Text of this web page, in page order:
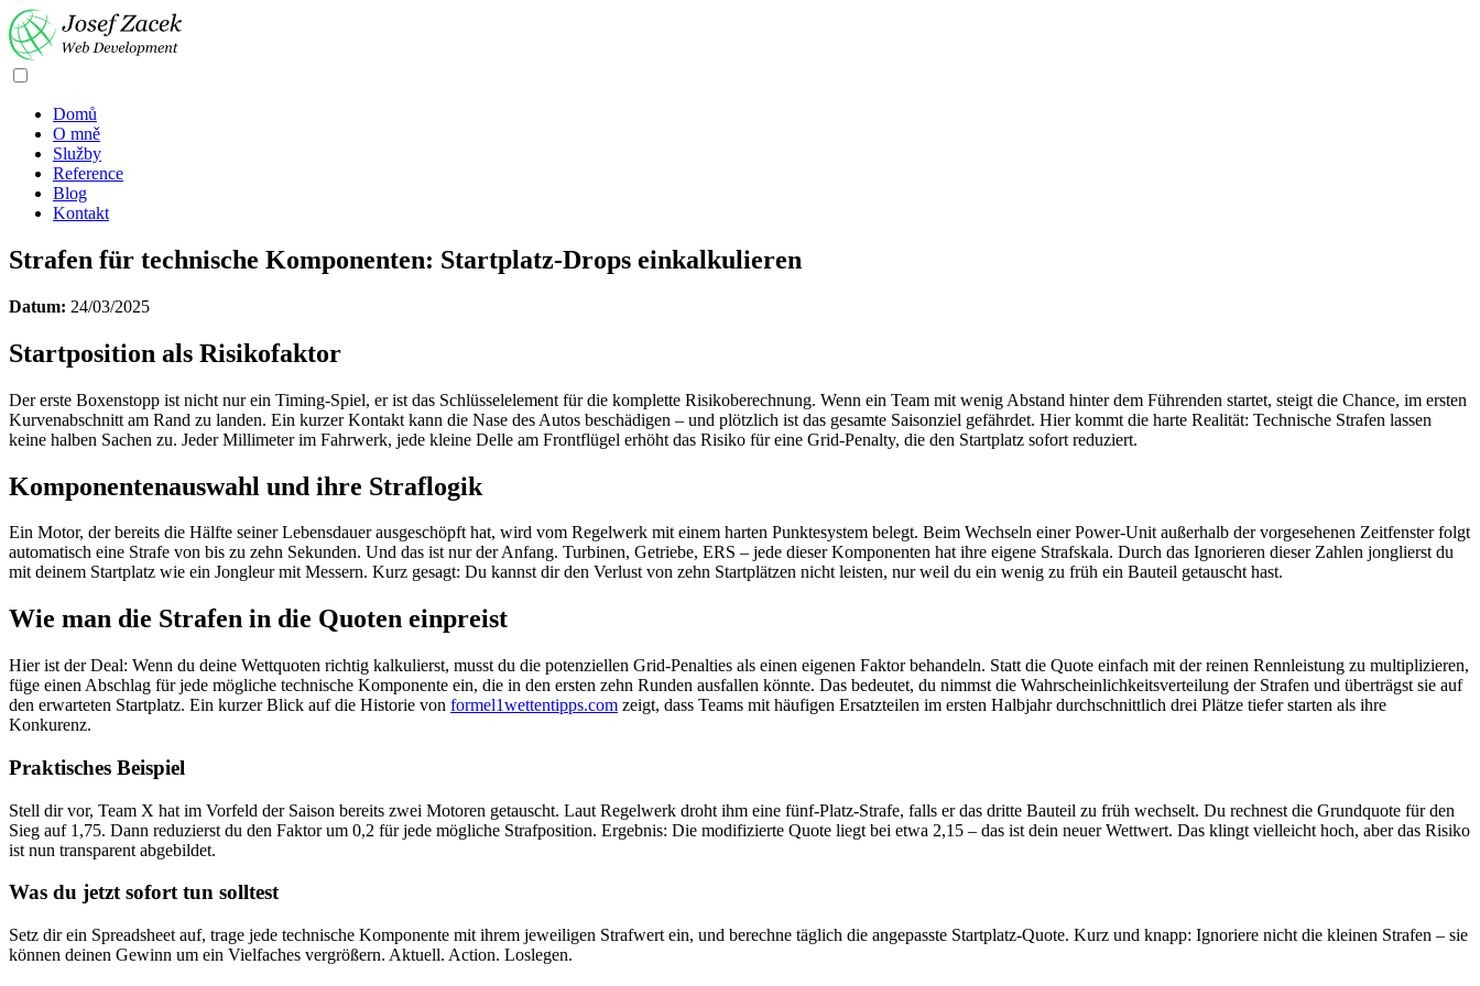
Domů
O mně
Služby
Reference
Blog
Kontakt
Strafen für technische Komponenten: Startplatz-Drops einkalkulieren
Datum: 24/03/2025
Startposition als Risikofaktor
Der erste Boxenstopp ist nicht nur ein Timing‑Spiel, er ist das Schlüsselelement für die komplette Risikoberechnung. Wenn ein Team mit wenig Abstand hinter dem Führenden startet, steigt die Chance, im ersten
Kurvenabschnitt am Rand zu landen. Ein kurzer Kontakt kann die Nase des Autos beschädigen – und plötzlich ist das gesamte Saisonziel gefährdet. Hier kommt die harte Realität: Technische Strafen lassen
keine halben Sachen zu. Jeder Millimeter im Fahrwerk, jede kleine Delle am Frontflügel erhöht das Risiko für eine Grid‑Penalty, die den Startplatz sofort reduziert.
Komponentenauswahl und ihre Straflogik
Ein Motor, der bereits die Hälfte seiner Lebensdauer ausgeschöpft hat, wird vom Regelwerk mit einem harten Punktesystem belegt. Beim Wechseln einer Power‑Unit außerhalb der vorgesehenen Zeitfenster folgt
automatisch eine Strafe von bis zu zehn Sekunden. Und das ist nur der Anfang. Turbinen, Getriebe, ERS – jede dieser Komponenten hat ihre eigene Strafskala. Durch das Ignorieren dieser Zahlen jonglierst du
mit deinem Startplatz wie ein Jongleur mit Messern. Kurz gesagt: Du kannst dir den Verlust von zehn Startplätzen nicht leisten, nur weil du ein wenig zu früh ein Bauteil getauscht hast.
Wie man die Strafen in die Quoten einpreist
Hier ist der Deal: Wenn du deine Wettquoten richtig kalkulierst, musst du die potenziellen Grid‑Penalties als einen eigenen Faktor behandeln. Statt die Quote einfach mit der reinen Rennleistung zu multiplizieren,
füge einen Abschlag für jede mögliche technische Komponente ein, die in den ersten zehn Runden ausfallen könnte. Das bedeutet, du nimmst die Wahrscheinlichkeitsverteilung der Strafen und überträgst sie auf
den erwarteten Startplatz. Ein kurzer Blick auf die Historie von formel1wettentipps.com zeigt, dass Teams mit häufigen Ersatzteilen im ersten Halbjahr durchschnittlich drei Plätze tiefer starten als ihre
Konkurenz.
Praktisches Beispiel
Stell dir vor, Team X hat im Vorfeld der Saison bereits zwei Motoren getauscht. Laut Regelwerk droht ihm eine fünf‑Platz‑Strafe, falls er das dritte Bauteil zu früh wechselt. Du rechnest die Grundquote für den
Sieg auf 1,75. Dann reduzierst du den Faktor um 0,2 für jede mögliche Strafposition. Ergebnis: Die modifizierte Quote liegt bei etwa 2,15 – das ist dein neuer Wettwert. Das klingt vielleicht hoch, aber das Risiko
ist nun transparent abgebildet.
Was du jetzt sofort tun solltest
Setz dir ein Spreadsheet auf, trage jede technische Komponente mit ihrem jeweiligen Strafwert ein, und berechne täglich die angepasste Startplatz‑Quote. Kurz und knapp: Ignoriere nicht die kleinen Strafen – sie
können deinen Gewinn um ein Vielfaches vergrößern. Aktuell. Action. Loslegen.